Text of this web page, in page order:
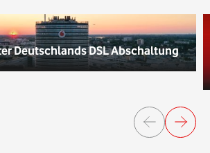
Deutschlands DSL Abschaltung